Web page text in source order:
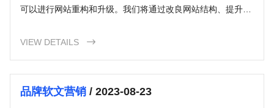
可以进行网站重构和升级。我们将通过改良网站结构、提升用
VIEW DETAILS

品牌软文营销/ 2023-08-23